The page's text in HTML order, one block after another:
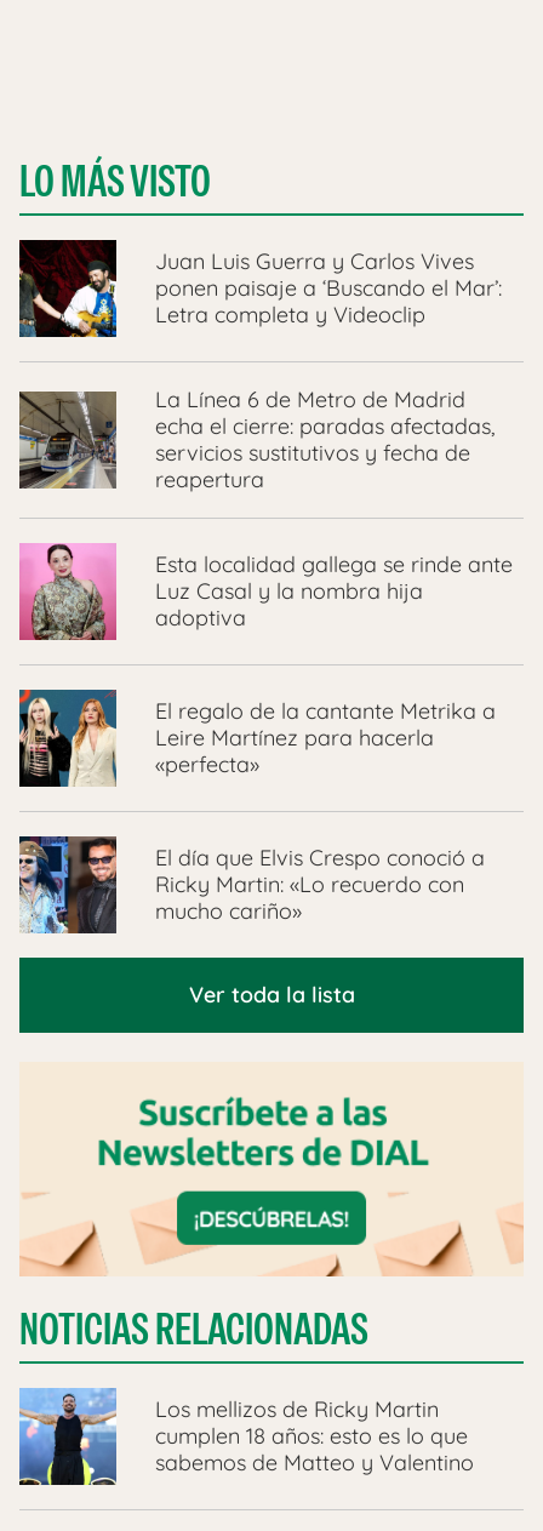
LO MÁS VISTO
Juan Luis Guerra y Carlos Vives
ponen paisaje a ‘Buscando el Mar’:
Letra completa y Videoclip
La Línea 6 de Metro de Madrid
echa el cierre: paradas afectadas,
servicios sustitutivos y fecha de
reapertura
Esta localidad gallega se rinde ante
Luz Casal y la nombra hija
adoptiva
El regalo de la cantante Metrika a
Leire Martínez para hacerla
«perfecta»
El día que Elvis Crespo conoció a
Ricky Martin: «Lo recuerdo con
mucho cariño»
Ver toda la lista
NOTICIAS RELACIONADAS
Los mellizos de Ricky Martin
cumplen 18 años: esto es lo que
sabemos de Matteo y Valentino